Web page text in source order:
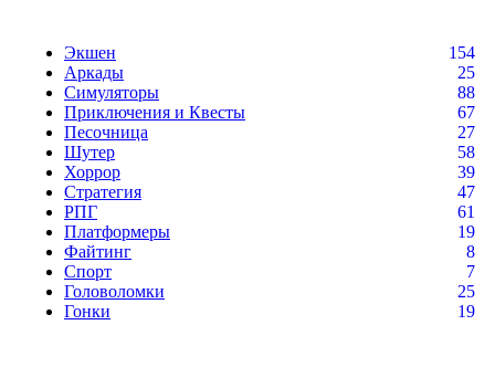
Экшен
154
Аркады
25
Симуляторы
88
Приключения и Квесты
67
Песочница
27
Шутер
58
Хоррор
39
Стратегия
47
РПГ
61
Платформеры
19
Файтинг
8
Спорт
7
Головоломки
25
Гонки
19